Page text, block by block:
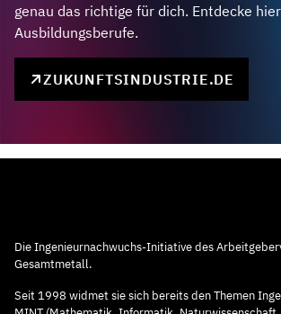
genau das richtige für dich. Entdecke
Ausbildungsberufe.
ZUKUNFTSINDUSTRIE.DE
Die Ingenieurnachwuchs-Initiative des
Gesamtmetall.
Seit 1998 widmet sie sich bereits den Themen